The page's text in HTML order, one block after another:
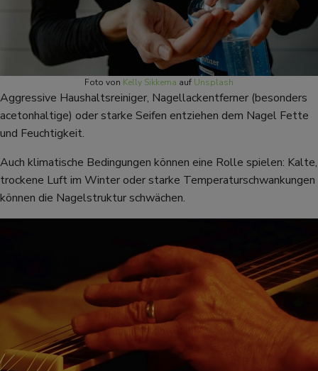
Foto von Kelly Sikkema auf Unsplash
Aggressive Haushaltsreiniger, Nagellackentferner (besonders
acetonhaltige) oder starke Seifen entziehen dem Nagel Fette
und Feuchtigkeit.
Auch klimatische Bedingungen können eine Rolle spielen: Kalte,
trockene Luft im Winter oder starke Temperaturschwankungen
können die Nagelstruktur schwächen.